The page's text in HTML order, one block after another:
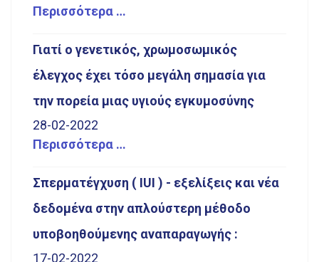
Περισσότερα …
Γιατί ο γενετικός, χρωμοσωμικός
έλεγχος έχει τόσο μεγάλη σημασία για
την πορεία μιας υγιούς εγκυμοσύνης
28-02-2022
Περισσότερα …
Σπερματέγχυση ( IUI ) - εξελίξεις και νέα
δεδομένα στην απλούστερη μέθοδο
υποβοηθούμενης αναπαραγωγής :
17-02-2022